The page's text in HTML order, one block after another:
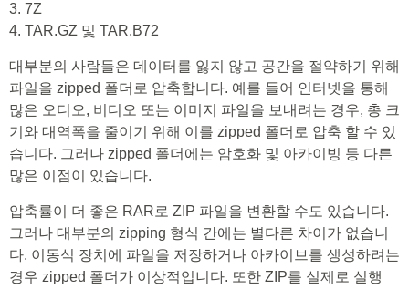
3. 7Z
4. TAR.GZ 및 TAR.B72
대부분의 사람들은 데이터를 잃지 않고 공간을 절약하기 위해
파일을 zipped 폴더로 압축합니다. 예를 들어 인터넷을 통해
많은 오디오, 비디오 또는 이미지 파일을 보내려는 경우, 총 크
기와 대역폭을 줄이기 위해 이를 zipped 폴더로 압축 할 수 있
습니다. 그러나 zipped 폴더에는 암호화 및 아카이빙 등 다른
많은 이점이 있습니다.
압축률이 더 좋은 RAR로 ZIP 파일을 변환할 수도 있습니다.
그러나 대부분의 zipping 형식 간에는 별다른 차이가 없습니
다. 이동식 장치에 파일을 저장하거나 아카이브를 생성하려는
경우 zipped 폴더가 이상적입니다. 또한 ZIP를 실제로 실행